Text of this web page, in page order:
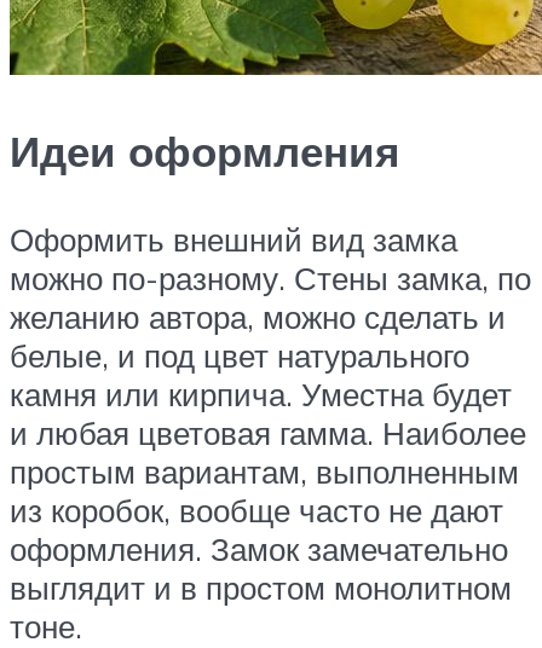
Идеи оформления
Оформить внешний вид замка
можно по-разному. Стены замка, по
желанию автора, можно сделать и
белые, и под цвет натурального
камня или кирпича. Уместна будет
и любая цветовая гамма. Наиболее
простым вариантам, выполненным
из коробок, вообще часто не дают
оформления. Замок замечательно
выглядит и в простом монолитном
тоне.